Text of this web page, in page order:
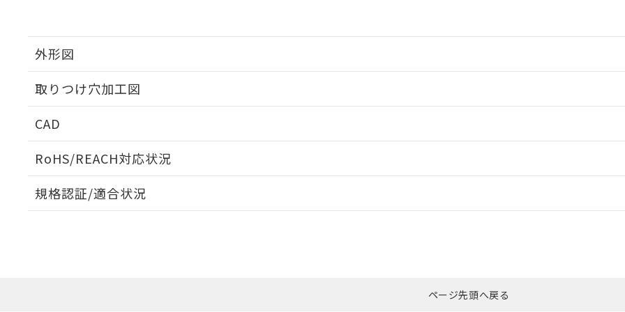
外形図
取りつけ穴加工図
CAD
RoHS/REACH対応状況
EU RoHS 注意事項・凡例
ダウンロードはこちら
規格認証/適合状況
ページ先頭へ戻る